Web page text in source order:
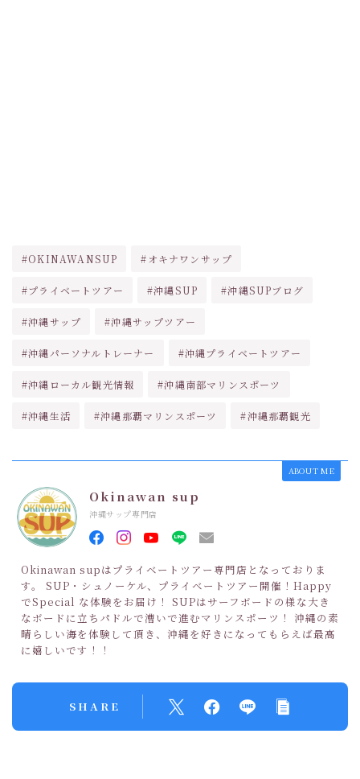
#OKINAWANSUP #オキナワンサップ
#プライベートツアー #沖縄SUP #沖縄SUPブログ
#沖縄サップ #沖縄サップツアー
#沖縄パーソナルトレーナー #沖縄プライベートツアー
#沖縄ローカル観光情報 #沖縄南部マリンスポーツ
#沖縄生活 #沖縄那覇マリンスポーツ #沖縄那覇観光
ABOUT ME
Okinawan sup
沖縄サップ専門店
Okinawan supはプライベートツアー専門店となっておりま
す。 SUP・シュノーケル、プライベートツアー開催！Happy
でSpecial な体験をお届け！ SUPはサーフボードの様な大き
なボードに立ちパドルで漕いで進むマリンスポーツ！ 沖縄の素
晴らしい海を体験して頂き、沖縄を好きになってもらえば最高
に嬉しいです！！
SHARE